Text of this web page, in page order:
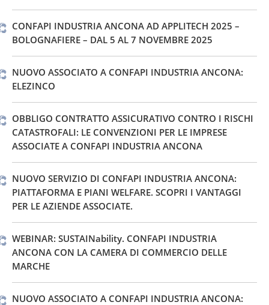
CONFAPI INDUSTRIA ANCONA AD APPLITECH 2025 –
BOLOGNAFIERE – DAL 5 AL 7 NOVEMBRE 2025
NUOVO ASSOCIATO A CONFAPI INDUSTRIA ANCONA:
ELEZINCO
OBBLIGO CONTRATTO ASSICURATIVO CONTRO I RISCHI
CATASTROFALI: LE CONVENZIONI PER LE IMPRESE
ASSOCIATE A CONFAPI INDUSTRIA ANCONA
NUOVO SERVIZIO DI CONFAPI INDUSTRIA ANCONA:
PIATTAFORMA E PIANI WELFARE. SCOPRI I VANTAGGI
PER LE AZIENDE ASSOCIATE.
WEBINAR: SUSTAINability. CONFAPI INDUSTRIA
ANCONA CON LA CAMERA DI COMMERCIO DELLE
MARCHE
NUOVO ASSOCIATO A CONFAPI INDUSTRIA ANCONA: